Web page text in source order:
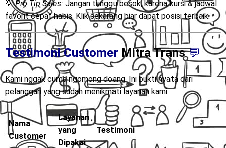
💡Pro Tip Sales: Jangan tunggu besok, karena kursi & jadwal
favorit cepat habis. Klik sekarang biar dapat posisi terbaik.
Testimoni Customer Mitra Trans💬
Kami nggak cuma ngomong doang. Ini bukti nyata dari
pelanggan yang sudah menikmati layanan kami:
Nama
Customer
Layanan
yang
Dipakai
Testimoni